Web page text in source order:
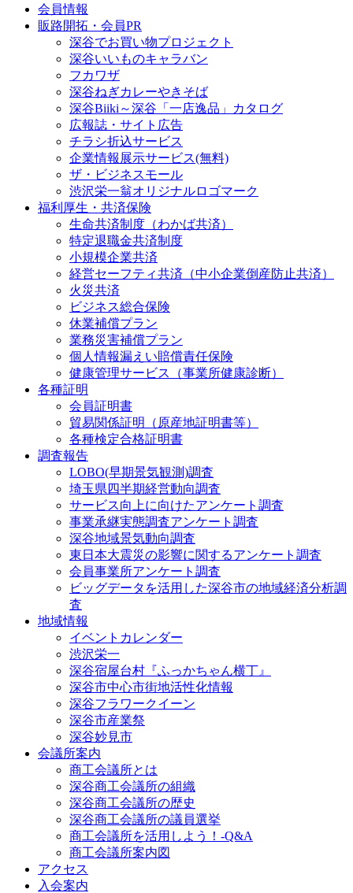
会員情報
販路開拓・会員PR
深谷でお買い物プロジェクト
深谷いいものキャラバン
フカワザ
深谷ねぎカレーやきそば
深谷Biiki～深谷「一店逸品」カタログ
広報誌・サイト広告
チラシ折込サービス
企業情報展示サービス(無料)
ザ・ビジネスモール
渋沢栄一翁オリジナルロゴマーク
福利厚生・共済保険
生命共済制度（わかば共済）
特定退職金共済制度
小規模企業共済
経営セーフティ共済（中小企業倒産防止共済）
火災共済
ビジネス総合保険
休業補償プラン
業務災害補償プラン
個人情報漏えい賠償責任保険
健康管理サービス（事業所健康診断）
各種証明
会員証明書
貿易関係証明（原産地証明書等）
各種検定合格証明書
調査報告
LOBO(早期景気観測)調査
埼玉県四半期経営動向調査
サービス向上に向けたアンケート調査
事業承継実態調査アンケート調査
深谷地域景気動向調査
東日本大震災の影響に関するアンケート調査
会員事業所アンケート調査
ビッグデータを活用した深谷市の地域経済分析調
査
地域情報
イベントカレンダー
渋沢栄一
深谷宿屋台村『ふっかちゃん横丁』
深谷市中心市街地活性化情報
深谷フラワークイーン
深谷市産業祭
深谷妙見市
会議所案内
商工会議所とは
深谷商工会議所の組織
深谷商工会議所の歴史
深谷商工会議所の議員選挙
商工会議所を活用しよう！-Q&A
商工会議所案内図
アクセス
入会案内